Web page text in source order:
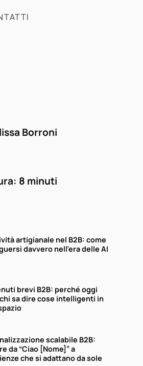
Borroni
8 minuti
artigianale nel B2B: come
davvero nell’era delle AI
brevi B2B: perché oggi
sa dire cose intelligenti in
scalabile B2B:
da “Ciao [Nome]” a
che si adattano da sole